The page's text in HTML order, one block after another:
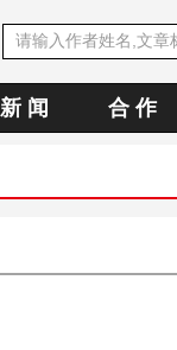
新 闻 合 作